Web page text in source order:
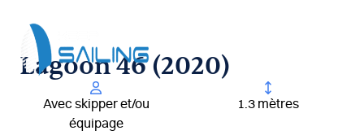
contenu
Lagoon 46 (2020)
Avec skipper et/ou
équipage
1.3 mètres